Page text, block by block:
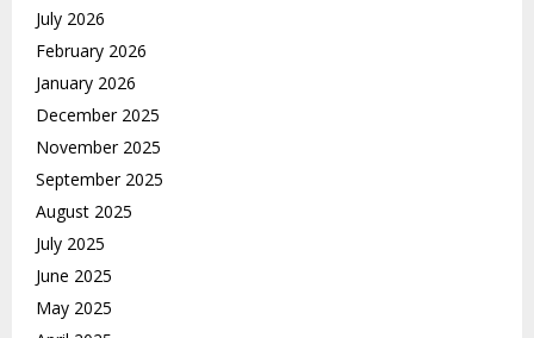
July 2026
February 2026
January 2026
December 2025
November 2025
September 2025
August 2025
July 2025
June 2025
May 2025